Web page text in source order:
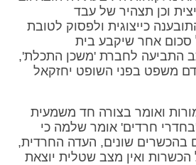
וכן תצהיר של עבד
כייצוגית ולפסוק לטובת
100,000,000 שקלים, או כל סכום אחר שיקבע בית
התביעה לחברת 'משכן התכלת',
תוך 90 יום. נקבע דיון קדם משפט בפני השופט יחזקאל
ואומר בצורה חד משמעית
חרדים' אומר שלמה כי
בהכשרים שונים, העדה החרדית,
הכשרות ואין מצב שטלית יוצאת